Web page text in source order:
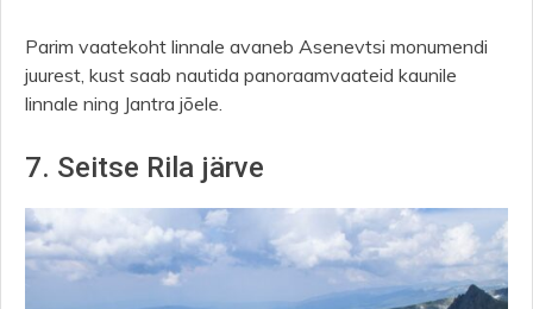
Parim vaatekoht linnale avaneb Asenevtsi monumendi
juurest, kust saab nautida panoraamvaateid kaunile
linnale ning Jantra jõele.
7. Seitse Rila järve